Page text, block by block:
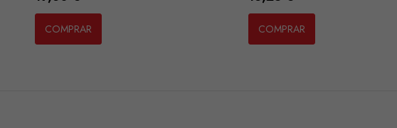
COMPRAR COMPRAR